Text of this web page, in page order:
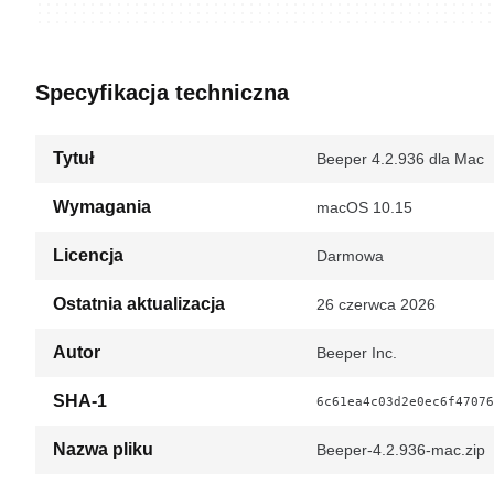
Specyfikacja techniczna
Tytuł Beeper 4.2.936 dla Mac
Wymagania macOS 10.15
Licencja Darmowa
Ostatnia aktualizacja 26 czerwca 2026
Autor Beeper Inc.
SHA-1
Nazwa pliku Beeper-4.2.936-mac.zip